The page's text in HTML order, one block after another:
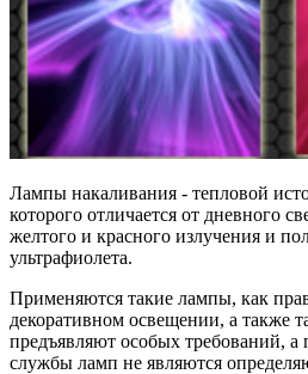
Лампы накаливания - тепловой
которого отличается от дневного
желтого и красного излучения и
ультрафиолета.
Применяются такие лампы, как
декоративном освещении, а также
предъявляют особых требований, а
службы ламп не являются